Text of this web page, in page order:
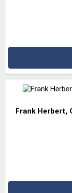
Frank Herbert,